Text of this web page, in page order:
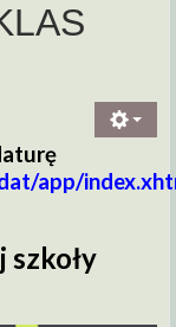
app/
szkoły